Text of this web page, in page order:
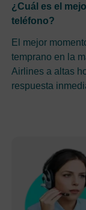
¿Cuál es el
teléfono?
El mejor
temprano en la
Airlines a altas
respuesta